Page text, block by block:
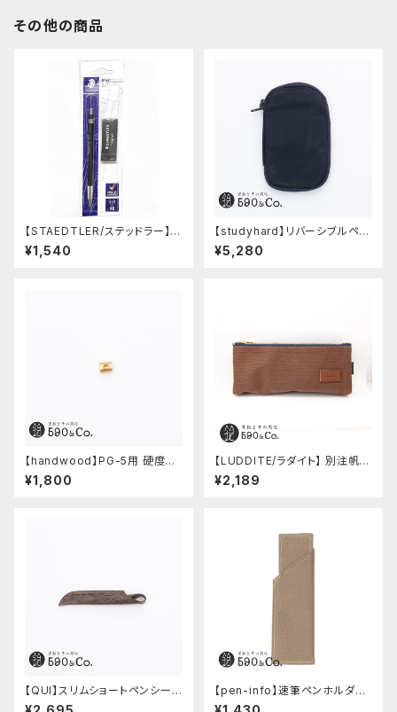
その他の商品
【STAEDTLER/ステッドラー】マ
ルス テクニコ芯ホルダー ブラッ
ク・限定 字消し付セット
¥1,540
【studyhard】リバーシブルペン
ケース (ブラック)
¥5,280
【handwood】PG-5用 硬度表
示窓 (真鍮/菱形窓)
¥1,800
【LUDDITE/ラダイト】 別注帆布
ベンディペンケース (コーヒー)
¥2,189
【QUI】スリムショートペンシー
ス・クードゥー (ストーン)
【pen-info】速筆ペンホルダー
590&Co.別注色 (ベージュ)